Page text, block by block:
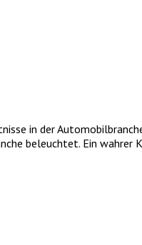
in der
beleuchtet. Ein wahrer